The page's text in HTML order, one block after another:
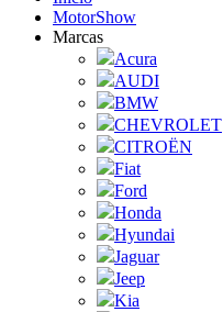
MotorShow
Marcas
Acura
AUDI
BMW
CHEVROLET
CITROËN
Fiat
Ford
Honda
Hyundai
Jaguar
Jeep
Kia